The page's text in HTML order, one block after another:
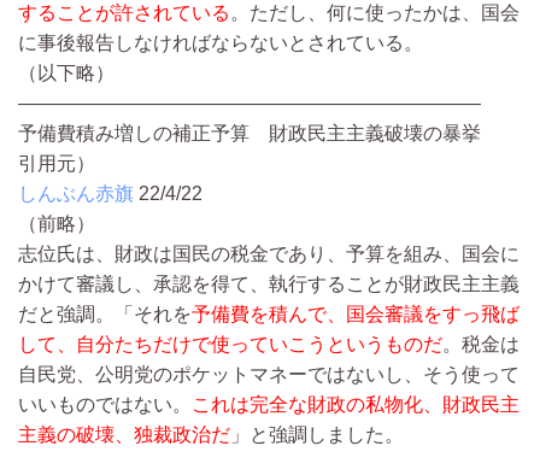
することが許されている 。ただし、何に使ったかは、国会
に事後報告しなければならないとされている。
（以下略）
————————————————————————
予備費積み増しの補正予算 財政民主主義破壊の暴挙
引用元）
しんぶん赤旗 22/4/22
（前略）
志位氏は、財政は国民の税金であり、予算を組み、国会に
かけて審議し、承認を得て、執行することが財政民主主義
だと強調。「それを予備費を積んで、国会審議をすっ飛ば
して、自分たちだけで使っていこうというものだ。税金は
自民党、公明党のポケットマネーではないし、そう使って
いいものではない。
これは完全な財政の私物化、財政民主
主義の破壊、独裁政治だ 」と強調しました。